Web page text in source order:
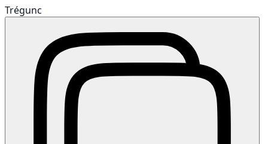
Trégunc